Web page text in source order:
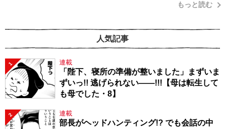
もっと読む
人気記事
1 連載
「陛下、寝所の準備が整いました」まずいま
ずいっ!! 逃げられない――!!!【母は転生して
も母でした・8】
2 連載
部長がヘッドハンティング!? でも会話の中